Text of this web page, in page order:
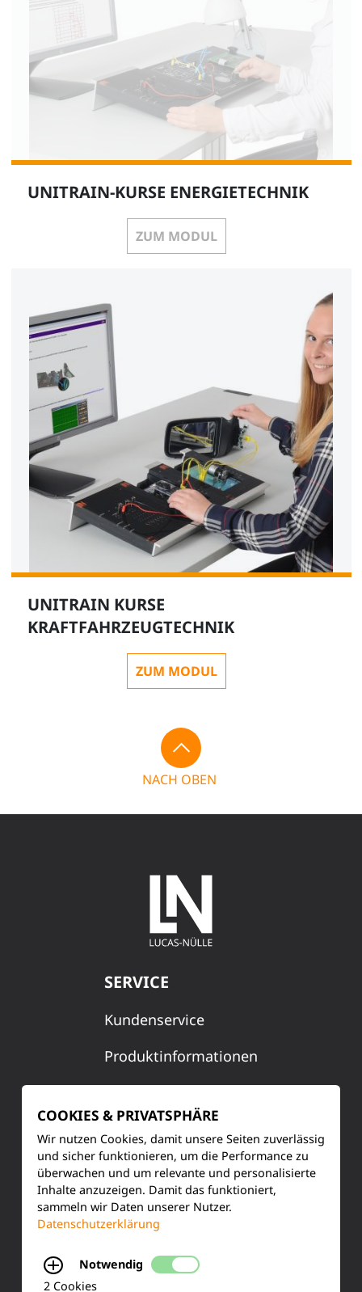
UNITRAIN-KURSE ENERGIETECHNIK
ZUM MODUL
UNITRAIN KURSE
KRAFTFAHRZEUGTECHNIK
ZUM MODUL
NACH OBEN
SERVICE
Kundenservice
Produktinformationen
FAQ
KONTAKT
Siemensstraße 2
COOKIES & PRIVATSPHÄRE
Wir nutzen Cookies, damit unsere Seiten zuverlässig
und sicher funktionieren, um die Performance zu
überwachen und um relevante und personalisierte
Inhalte anzuzeigen. Damit das funktioniert,
sammeln wir Daten unserer Nutzer.
Datenschutzerklärung
Notwendig
2 Cookies